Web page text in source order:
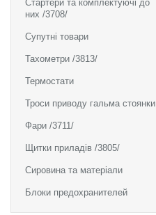
Стартери та комплектуючі до
них /3708/
Супутні товари
Тахометри /3813/
Термостати
Троси приводу гальма стоянки
Фари /3711/
Щитки приладів /3805/
Сировина та матеріали
Блоки предохранителей